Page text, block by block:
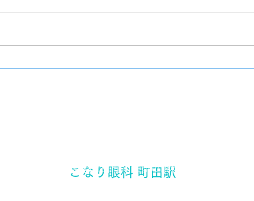
クッ
こなり眼科 町田駅
​東京都町田市 町田駅の眼科